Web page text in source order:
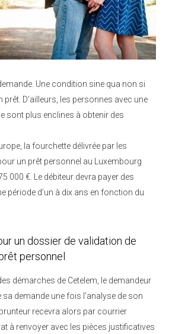
Une condition sine qua non si
prêt. D’ailleurs, les personnes avec une
sont plus enclines à obtenir des
la fourchette délivrée par les
un prêt personnel au Luxembourg
000 €. Le débiteur devra payer des
période d’un à dix ans en fonction du
un dossier de validation de
personnel
démarches de Cetelem, le demandeur
demande une fois l’analyse de son
recevra alors par courrier
à renvoyer avec les pièces justificatives